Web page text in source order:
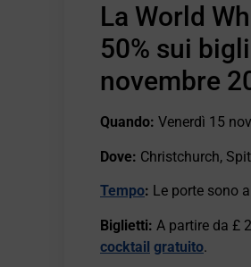
La World
50% sui
novembre
Quando: Venerdì 15
Dove: Christchurch,
Tempo: Le porte sono
Biglietti: A partire da £
cocktail gratuito.